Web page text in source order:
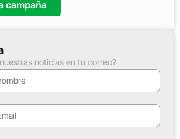
campaña
noticias en tu correo?